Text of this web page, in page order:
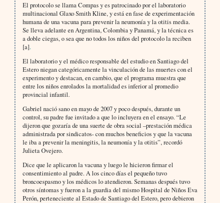
El protocolo se llama Compas y es patrocinado por el laboratorio
multinacional Glaxo Smith Kline, y está en fase de experimentación
humana de una vacuna para prevenir la neumonía y la otitis media.
Se lleva adelante en Argentina, Colombia y Panamá, y la técnica es
a doble ciegas, o sea que no todos los niños del protocolo la reciben
[a].
El laboratorio y el médico responsable del estudio en Santiago del
Estero niegan categóricamente la vinculación de las muertes con el
experimento y destacan, en cambio, que el programa muestra que
entre los niños enrolados la mortalidad es inferior al promedio
provincial infantil.
Gabriel nació sano en mayo de 2007 y poco después, durante un
control, su padre fue invitado a que lo incluyera en el ensayo. “Le
dijeron que gozaría de una suerte de obra social –prestación médica
administrada por sindicatos- con muchos beneficios y que la vacuna
le iba a prevenir la meningitis, la neumonía y la otitis”, recordó
Julieta Ovejero.
Dice que le aplicaron la vacuna y luego le hicieron firmar el
consentimiento al padre. A los cinco días el pequeño tuvo
broncoespasmo y los médicos lo atendieron. Semanas después tuvo
otros síntomas y fueron a la guardia del mismo Hospital de Niños Eva
Perón, perteneciente al Estado de Santiago del Estero, pero debieron